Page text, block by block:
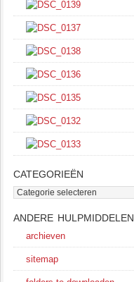
CATEGORIEËN
categorieën
ANDERE HULPMIDDELEN
archieven
sitemap